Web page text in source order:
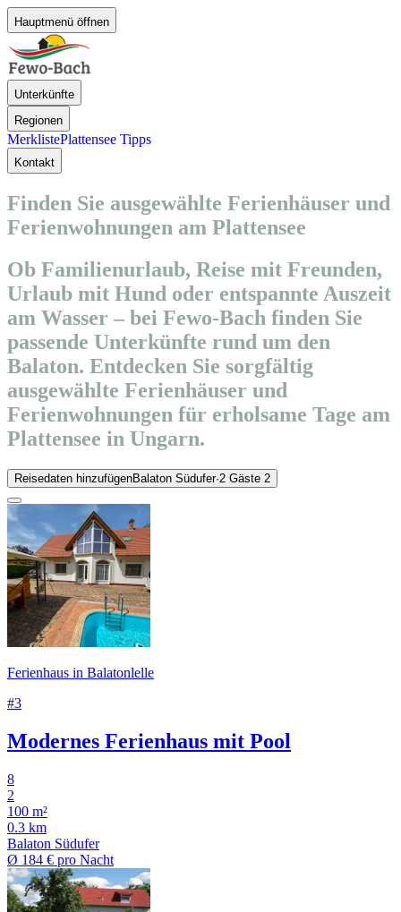
Hauptmenü öffnen
Unterkünfte
Regionen
MerklistePlattensee Tipps
Kontakt
Finden Sie ausgewählte Ferienhäuser und
Ferienwohnungen am Plattensee
Ob Familienurlaub, Reise mit Freunden,
Urlaub mit Hund oder entspannte Auszeit
am Wasser – bei Fewo-Bach finden Sie
passende Unterkünfte rund um den
Balaton. Entdecken Sie sorgfältig
ausgewählte Ferienhäuser und
Ferienwohnungen für erholsame Tage am
Plattensee in Ungarn.
Reisedaten hinzufügenBalaton Südufer·2 Gäste 2
Ferienhaus in Balatonlelle
#3
Modernes Ferienhaus mit Pool
8
2
100 m²
0.3 km
Balaton Südufer
Ø 184 € pro Nacht